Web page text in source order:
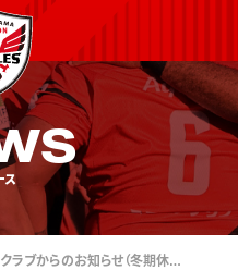
ス
ラブからのお知らせ（冬期休…